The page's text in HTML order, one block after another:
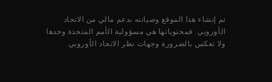
تم إنشاء هذا الموقع وصيانته بدعم مالي من الاتحاد
الأوروبي. فمحتوياتها هي مسؤولية الأمم المتحدة وحدها
ولا تعكس بالضرورة وجهات نظر الاتحاد الأوروبي.